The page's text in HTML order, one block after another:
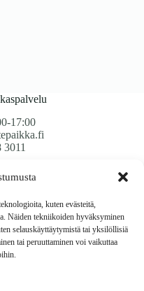
kuten evästeitä,
Näiden tekniikoiden hyväksyminen
selauskäyttäytymistä tai yksilöllisiä
tai peruuttaminen voi vaikuttaa
17:00
3011